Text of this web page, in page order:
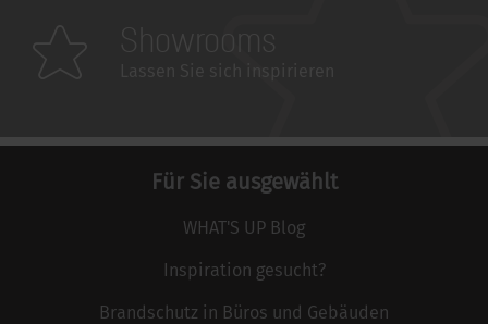
Für Sie ausgewählt
WHAT'S UP Blog
Inspiration gesucht?
Brandschutz in Büros und Gebäuden